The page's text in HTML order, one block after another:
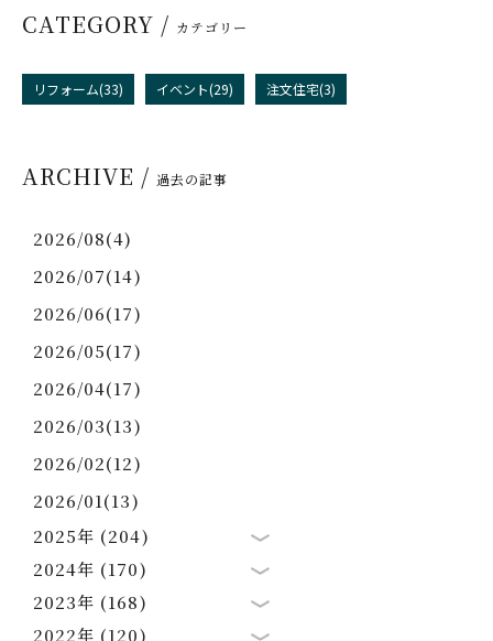
CATEGORY / カテゴリー
リフォーム(33) イベント(29) 注文住宅(3)
ARCHIVE / 過去の記事
2026/08(4)
2026/07(14)
2026/06(17)
2026/05(17)
2026/04(17)
2026/03(13)
2026/02(12)
2026/01(13)
2025年 (204)
2024年 (170)
2023年 (168)
2022年 (120)